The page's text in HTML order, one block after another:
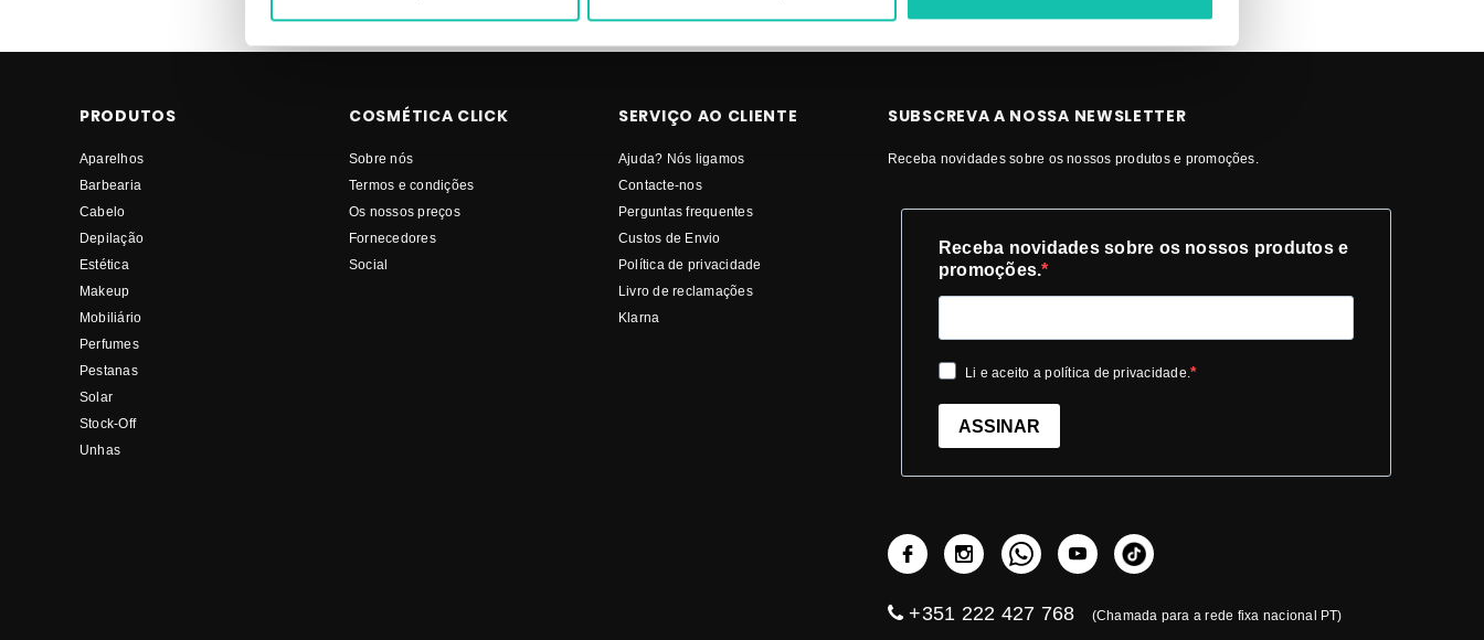
PRODUTOS
Aparelhos
Barbearia
Cabelo
Depilação
Estética
Makeup
Mobiliário
Perfumes
Pestanas
Solar
Stock-Off
Unhas
COSMÉTICA CLICK
Sobre nós
Termos e condições
Os nossos preços
Fornecedores
Social
SERVIÇO AO CLIENTE
Ajuda? Nós ligamos
Contacte-nos
Perguntas frequentes
Custos de Envio
Política de privacidade
Livro de reclamações
Klarna
SUBSCREVA A NOSSA NEWSLETTER
Receba novidades sobre os nossos produtos e promoções.
Receba novidades sobre os nossos produtos e
promoções.
Li e aceito a política de privacidade.
ASSINAR
+351 222 427 768 (Chamada para a rede fixa nacional PT)